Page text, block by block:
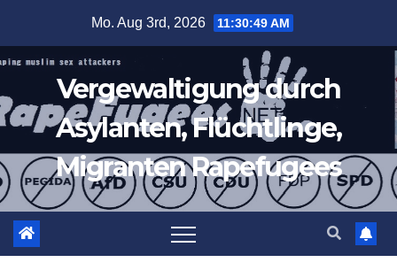
springen
Mo. Aug 3rd, 2026 11:30:49 AM
Vergewaltigung durch
Asylanten, Flüchtlinge,
Migranten Rapefugees